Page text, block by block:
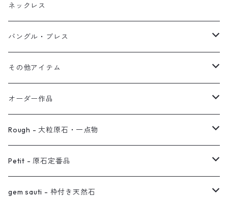
ブレス
オブジェ
イヤーカフ
フープ
植物イヤーカフ
ぶら下がりイヤーカフ
2連イヤーカフ
イヤリング対応
ノンホールピアス
オーダー用ページ
真鍮イヤーカフ
ネックレス
バングル・ブレス
ブレスレット
バングル
その他アイテム
ブローチ
ヘアアクセサリー
オーダー作品
リング
ネックレス
ピアス
Rough - 大粒原石・一点物
ピアス
リング
Petit - 原石定番品
ピアス
gem sauti - 枠付き天然石